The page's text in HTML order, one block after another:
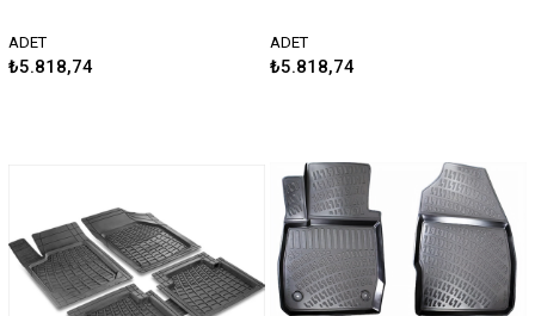
ADET
₺5.818,74
ADET
₺5.818,74